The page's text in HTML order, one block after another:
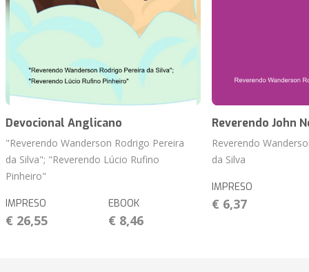
Devocional Anglicano
"Reverendo Wanderson Rodrigo Pereira
da Silva"; "Reverendo Lúcio Rufino
Pinheiro"
IMPRESO
€ 26,55
EBOOK
€ 8,46
Reverendo John
Reverendo
da Silva
IMPRESO
€ 6,37